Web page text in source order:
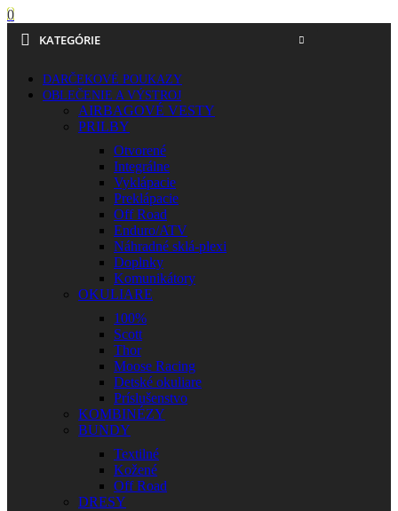
0
KATEGÓRIE
DARČEKOVÉ POUKAZY
OBLEČENIE A VÝSTROJ
AIRBAGOVÉ VESTY
PRILBY
Otvorené
Integrálne
Vyklápacie
Preklápacie
Off Road
Enduro/ATV
Náhradné sklá-plexi
Doplnky
Komunikátory
OKULIARE
100%
Scott
Thor
Moose Racing
Detské okuliare
Príslušenstvo
KOMBINÉZY
BUNDY
Textilné
Kožené
Off Road
DRESY